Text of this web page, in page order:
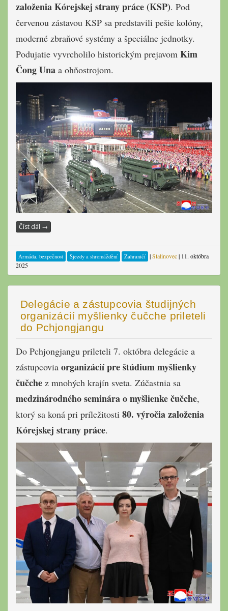
založenia Kórejskej strany práce (KSP). Pod
červenou zástavou KSP sa predstavili pešie kolóny,
moderné zbraňové systémy a špeciálne jednotky.
Podujatie vyvrcholilo historickým prejavom Kim
Čong Una a ohňostrojom.
Číst dál →
Armáda, bezpečnost Sjezdy a shromáždění Zahraničí |Stalinovec| 11. októbra
2025
Delegácie a zástupcovia študijných
organizácií myšlienky čučche prileteli
do Pchjongjangu
Do Pchjongjangu prileteli 7. októbra delegácie a
zástupcovia organizácií pre štúdium myšlienky
čučche z mnohých krajín sveta. Zúčastnia sa
medzinárodného seminára o myšlienke čučche,
ktorý sa koná pri príležitosti 80. výročia založenia
Kórejskej strany práce.